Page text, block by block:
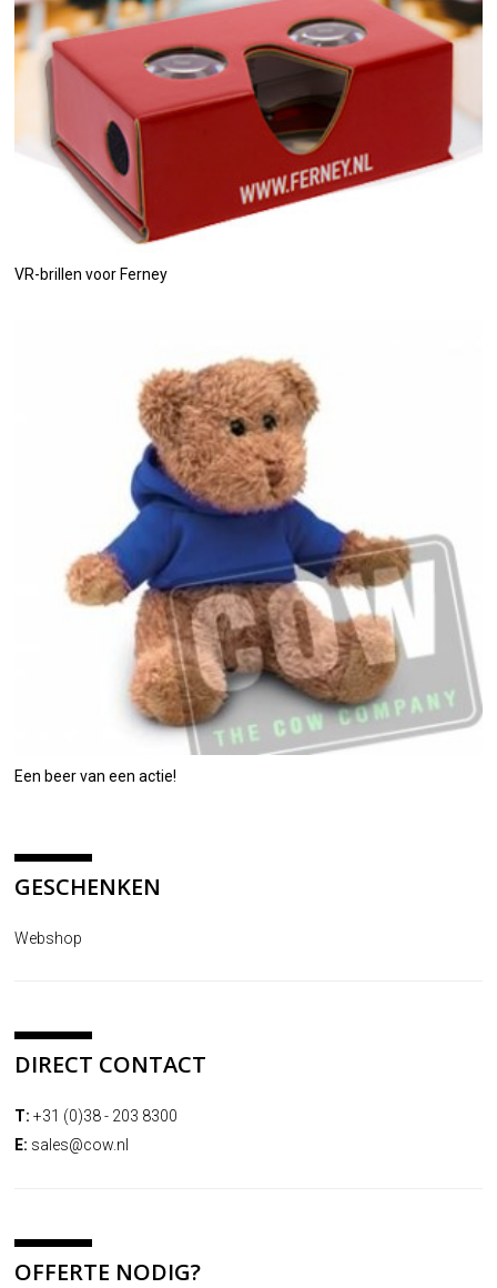
VR-brillen voor Ferney
Een beer van een actie!
GESCHENKEN
Webshop
DIRECT CONTACT
T: +31 (0)38 - 203 8300
E: sales@cow.nl
OFFERTE NODIG?